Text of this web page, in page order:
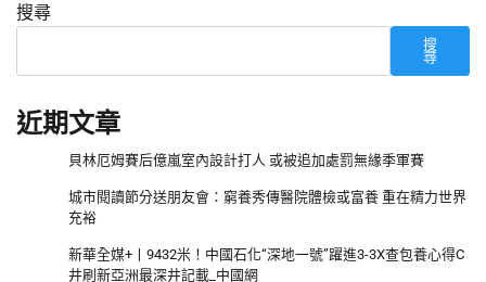
搜尋
搜
尋
近期文章
貝林厄姆賽后億嵐室內設計打人 或被追加處罰無緣季軍賽
城市閱讀節分送朋友會：窮養秀傳醫院體檢或富養 重在精力世界
充裕
新華全媒+丨9432米！中國石化“深地一號”躍進3-3X查包養心得C
井刷新亞洲最深井記載_中國網